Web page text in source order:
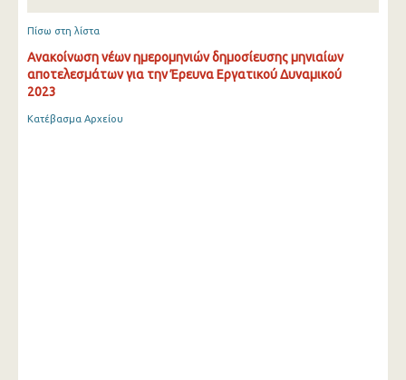
Πίσω στη λίστα
Ανακοίνωση νέων ημερομηνιών δημοσίευσης μηνιαίων
αποτελεσμάτων για την Έρευνα Εργατικού Δυναμικού
2023
Κατέβασμα Αρχείου